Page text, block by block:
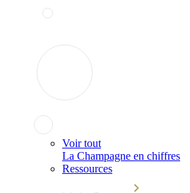
Voir tout
La Champagne en chiffres
Ressources